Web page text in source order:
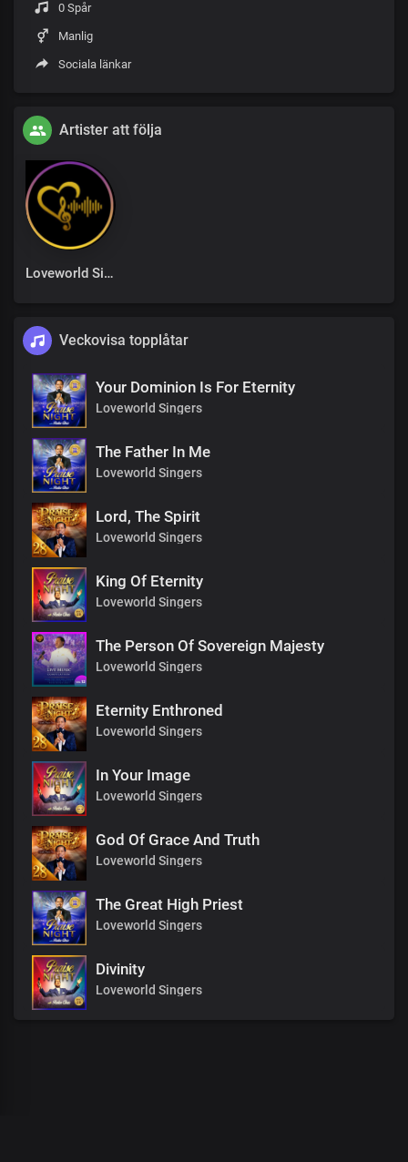
0 Spår
Manlig
Sociala länkar
Artister att följa
Loveworld Singers
Veckovisa topplåtar
Your Dominion Is For Eternity
Loveworld Singers
The Father In Me
Loveworld Singers
Lord, The Spirit
Loveworld Singers
King Of Eternity
Loveworld Singers
The Person Of Sovereign Majesty
Loveworld Singers
Eternity Enthroned
Loveworld Singers
In Your Image
Loveworld Singers
God Of Grace And Truth
Loveworld Singers
The Great High Priest
Loveworld Singers
Divinity
Loveworld Singers